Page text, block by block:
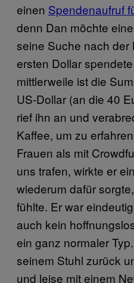
einen Spendenaufruf
denn Dan möchte
seine Suche nach der
ersten Dollar
mittlerweile ist die
US-Dollar (an die 40
rief ihn an und
Kaffee, um zu
Frauen als mit
uns trafen, wirkte er
wiederum dafür
fühlte. Er war
auch kein
ein ganz normaler
seinem Stuhl zurück
und leise mit einem